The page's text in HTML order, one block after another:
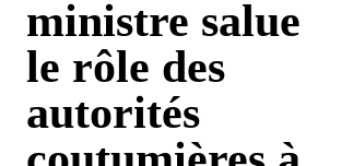
ministre salue
le rôle des
autorités